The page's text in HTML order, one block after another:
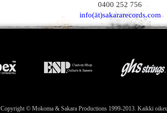
0400 252 756
info(ät)sakararecords.com
Copyright © Mokoma & Sakara Productions 1999-2013. Kaikki